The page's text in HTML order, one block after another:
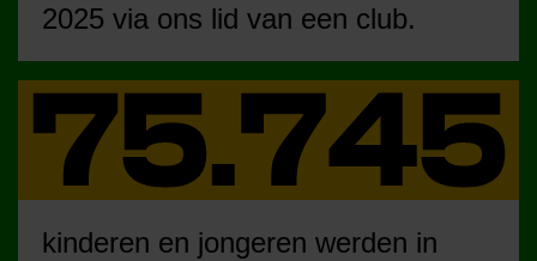
2025 via ons lid van een club.
kinderen en jongeren werden in